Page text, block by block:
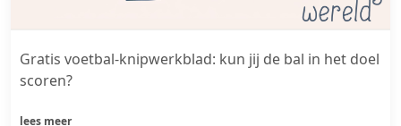
Gratis voetbal-knipwerkblad: kun jij de bal in het doel
scoren?
lees meer